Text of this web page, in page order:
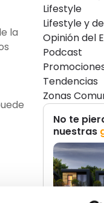
la
Lifestyle
Lifestyle y
Opinión del
Podcast
Tendencias
Zonas
No te
nuestras